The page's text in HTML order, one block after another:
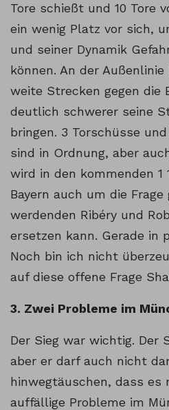
Tore schießt und 10 Tore
ein wenig Platz vor sich,
und seiner Dynamik
können. An der
weite Strecken gegen die
deutlich schwerer seine
bringen. 3 Torschüsse
sind in Ordnung, aber
wird in den kommenden 1
Bayern auch um die
werdenden Ribéry und
ersetzen kann. Gerade in
Noch bin ich nicht
auf diese offene Frage
3. Zwei Probleme im
Der Sieg war wichtig. Der
aber er darf auch nicht
hinwegtäuschen, dass es
auffällige Probleme im